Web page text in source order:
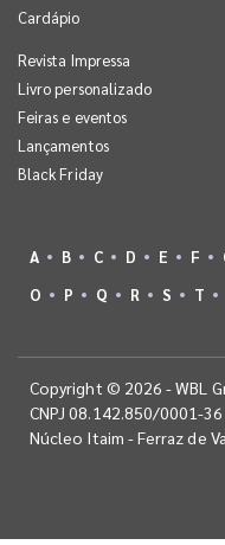
Cardápio
Revista Impressa
Livro personalizado
Feiras e eventos
Lançamentos
Black Friday
A B C D E F
O
P Q R S T
Copyright © 2026 - WBL
CNPJ 08.142.850/0001-
Núcleo Itaim - Ferraz de